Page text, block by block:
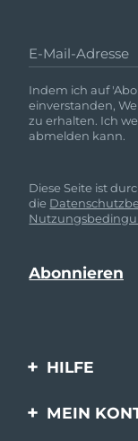
E-Mail-Adresse
Indem ich auf
einverstanden,
zu erhalten. Ich
abmelden kann.
Diese Seite ist
die
HILFE
Kontaktiere
MEIN